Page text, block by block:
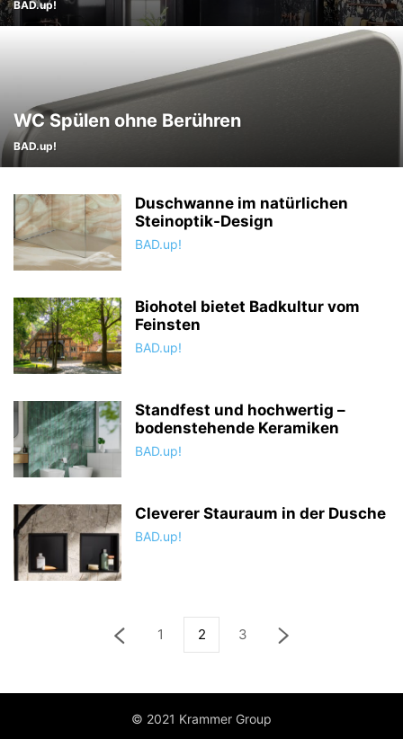
BAD.up!
WC Spülen ohne Berühren
BAD.up!
Duschwanne im natürlichen
Steinoptik-Design
BAD.up!
Biohotel bietet Badkultur vom
Feinsten
BAD.up!
Standfest und hochwertig –
bodenstehende Keramiken
BAD.up!
Cleverer Stauraum in der Dusche
BAD.up!
1 2 3
© 2021 Krammer Group